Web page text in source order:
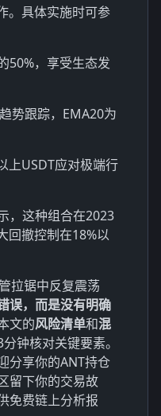
。具体实施时可参
50%，享受生态发
势跟踪，EMA20为
上USDT应对极端行
，这种组合在2023
回撤控制在18%以
拉锯中反复震荡
误，而是没有明确
文的风险清单和混
钟核对关键要素。
分享你的ANT持仓
留下你的交易故
免费链上分析报